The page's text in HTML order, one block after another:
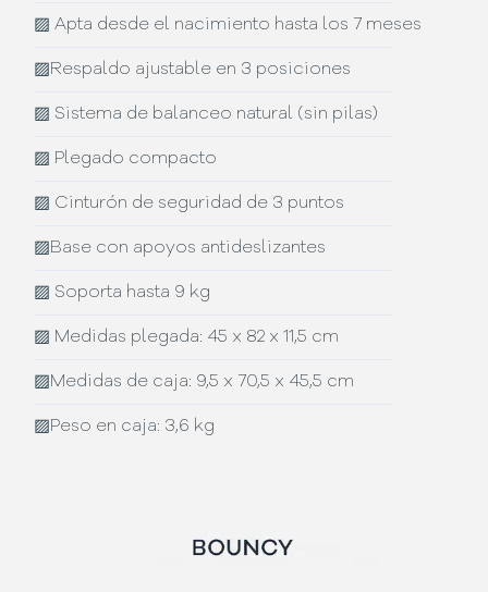
▨ Apta desde el nacimiento hasta los 7 meses
▨ Respaldo ajustable en 3 posiciones
▨ Sistema de balanceo natural (sin pilas)
▨ Plegado compacto
▨ Cinturón de seguridad de 3 puntos
▨ Base con apoyos antideslizantes
▨ Soporta hasta 9 kg
▨ Medidas plegada: 45 x 82 x 11,5 cm
▨Medidas de caja: 9,5 x 70,5 x 45,5 cm
▨ Peso en caja: 3,6 kg